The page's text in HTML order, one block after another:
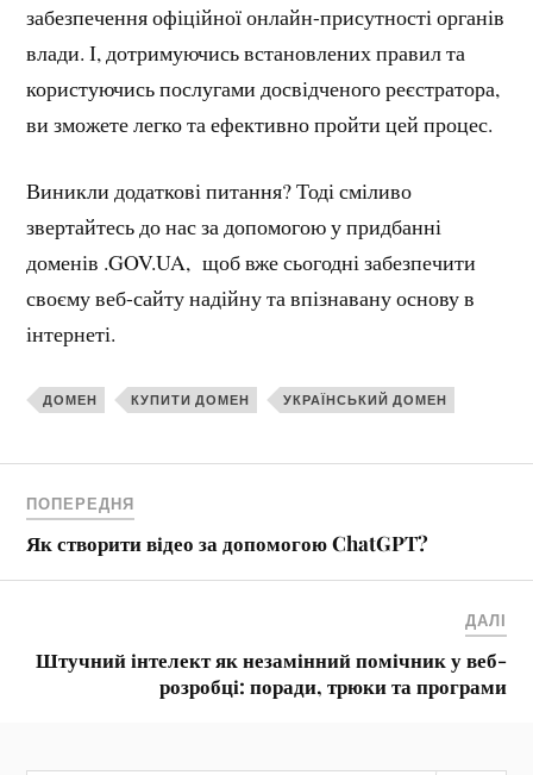
забезпечення офіційної онлайн-присутності органів
влади. І, дотримуючись встановлених правил та
користуючись послугами досвідченого реєстратора,
ви зможете легко та ефективно пройти цей процес.
Виникли додаткові питання? Тоді сміливо
звертайтесь до нас за допомогою у придбанні
доменів .GOV.UA, щоб вже сьогодні забезпечити
своєму веб-сайту надійну та впізнавану основу в
інтернеті.
ДОМЕН КУПИТИ ДОМЕН УКРАЇНСЬКИЙ ДОМЕН
ПОПЕРЕДНЯ
Як створити відео за допомогою ChatGPT?
ДАЛІ
Штучний інтелект як незамінний помічник у веб-
розробці: поради, трюки та програми